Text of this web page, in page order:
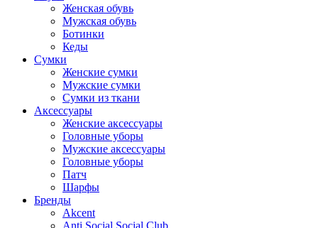
Женская обувь
Мужская обувь
Ботинки
Кеды
Сумки
Женские сумки
Мужские сумки
Сумки из ткани
Аксессуары
Женские аксессуары
Головные уборы
Мужские аксессуары
Головные уборы
Патч
Шарфы
Бренды
Akcent
Anti Social Social Club